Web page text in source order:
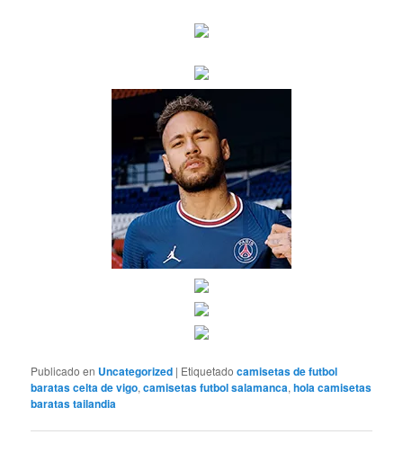
Publicado en Uncategorized | Etiquetado camisetas de futbol
baratas celta de vigo,camisetas futbol salamanca,hola camisetas
baratas tailandia